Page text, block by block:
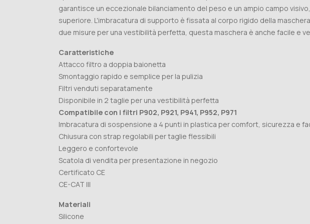
garantisce un eccezionale bilanciamento del peso e un ampio campo
superiore. L'imbracatura di supporto è fissata al corpo rigido della
due misure per una vestibilità perfetta, questa maschera è anche facile e
Caratteristiche
Attacco filtro a doppia baionetta
Smontaggio rapido e semplice per la pulizia
Filtri venduti separatamente
Disponibile in 2 taglie per una vestibilità perfetta
Compatibile con i filtri P902, P921, P941, P952, P971
Imbracatura di sospensione a 4 punti in plastica per comfort, sicurezza e
Chiusura con strap regolabili per taglie flessibili
Leggero e confortevole
Scatola di vendita per presentazione in negozio
Certificato CE
CE-CAT III
Materiali
Silicone